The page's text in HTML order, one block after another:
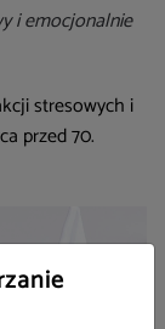
i emocjonalnie
stresowych i
przed 70.